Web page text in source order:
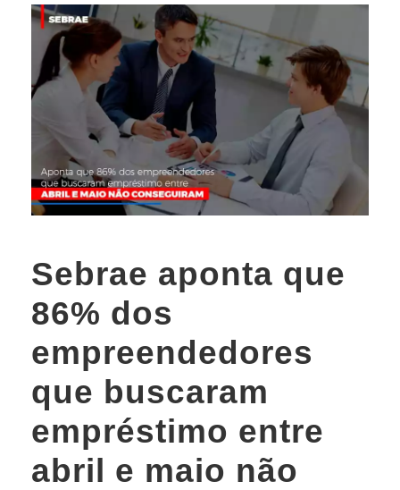
Sebrae aponta que
86% dos
empreendedores
que buscaram
empréstimo entre
abril e maio não